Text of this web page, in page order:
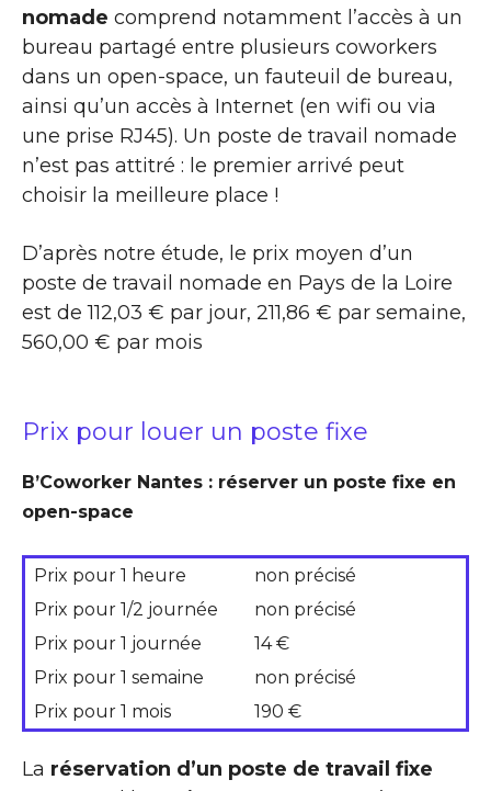
nomade comprend notamment l’accès à un
bureau partagé entre plusieurs coworkers
dans un open-space, un fauteuil de bureau,
ainsi qu’un accès à Internet (en wifi ou via
une prise RJ45). Un poste de travail nomade
n’est pas attitré : le premier arrivé peut
choisir la meilleure place !
D’après notre étude, le prix moyen d’un
poste de travail nomade en Pays de la Loire
est de 112,03 € par jour, 211,86 € par semaine,
560,00 € par mois
Prix pour louer un poste fixe
B’Coworker Nantes : réserver un poste fixe en
open-space
Prix pour 1 heure
non précisé
Prix pour 1/2 journée
non précisé
Prix pour 1 journée
14 €
Prix pour 1 semaine
non précisé
Prix pour 1 mois
190 €
La réservation d’un poste de travail fixe